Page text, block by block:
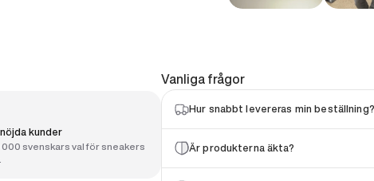
kunder
000 svenskars val för sneakers
Vanliga frågor
Hur snabbt levereras min beställning?
Är produkterna äkta?